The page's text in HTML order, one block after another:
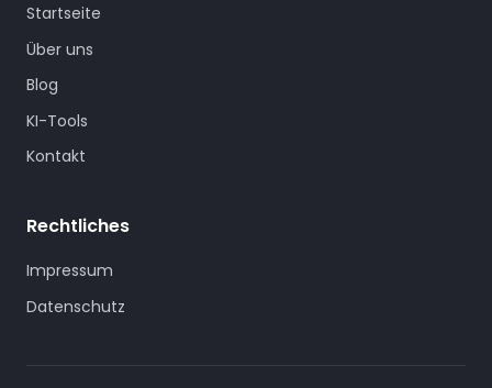
Startseite
Über uns
Blog
KI-Tools
Kontakt
Rechtliches
Impressum
Datenschutz